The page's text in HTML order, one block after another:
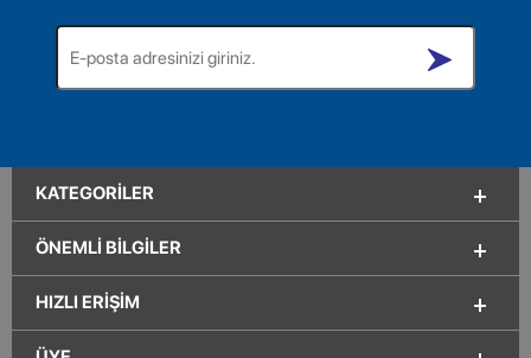
KATEGORILER
ÖNEMLI BILGILER
HIZLI ERIŞIM